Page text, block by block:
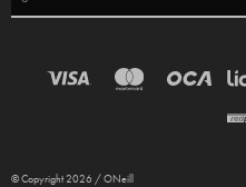
© Copyright 2026 / ONeill